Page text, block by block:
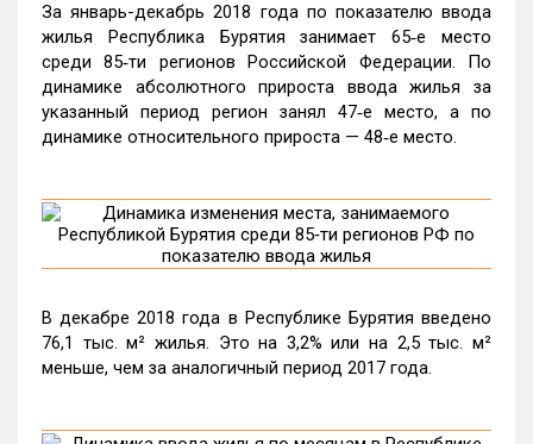
За январь-декабрь 2018 года по показателю ввода
жилья Республика Бурятия занимает 65‑е место
среди 85‑ти регионов Российской Федерации. По
динамике абсолютного прироста ввода жилья за
указанный период регион занял 47‑е место, а по
динамике относительного прироста — 48‑е место.
В декабре 2018 года в Республике Бурятия введено
76,1 тыс. м² жилья. Это на 3,2% или на 2,5 тыс. м²
меньше, чем за аналогичный период 2017 года.